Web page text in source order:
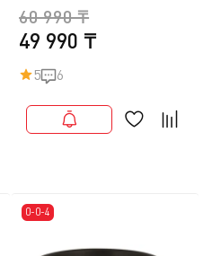
49 990 ₸
60 990 ₸
5 6
0-0-4